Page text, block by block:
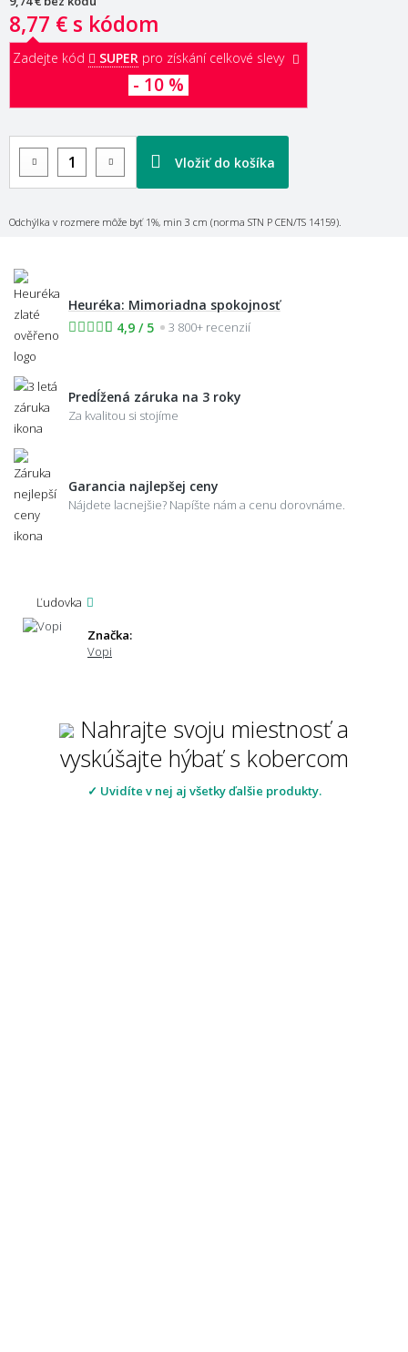
8,77 € s kódom
Vložiť do košíka
Zadejte kód SUPER pro získání celkové slevy
- 10 %
Odchýlka v rozmere môže byť 1%, min 3 cm (norma STN P CEN/TS 14159).
Heuréka: Mimoriadna spokojnosť
4,9 / 5
3 800+ recenzií
Predĺžená záruka na 3 roky
Za kvalitou si stojíme
Garancia najlepšej ceny
Nájdete lacnejšie? Napíšte nám a cenu dorovnáme.
Ľudovka
Značka:
Vopi
Nahrajte svoju miestnosť a
vyskúšajte hýbať s kobercom
✓ Uvidíte v nej aj všetky ďalšie produkty.